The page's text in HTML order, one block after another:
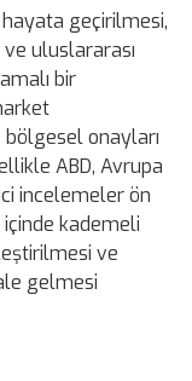
hayata geçirilmesi,
uluslararası
bir
onayları
ABD, Avrupa
incelemeler ön
kademeli
ve
gelmesi